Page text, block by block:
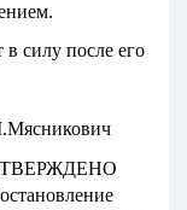
в силу после его